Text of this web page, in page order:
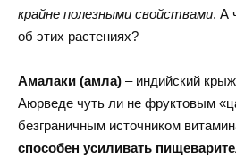
крайне полезными свойствами. А
об этих растениях?
Амалаки (амла) – индийский
Аюрведе чуть ли не фруктовым
безграничным источником
способен усиливать